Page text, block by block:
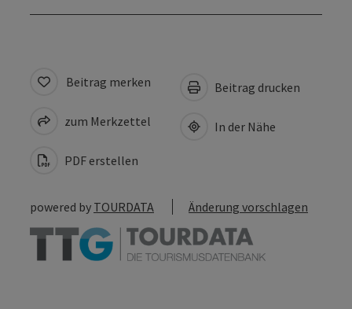
Beitrag merken
zum Merkzettel
PDF erstellen
Beitrag drucken
In der Nähe
powered by TOURDATA Änderung vorschlagen